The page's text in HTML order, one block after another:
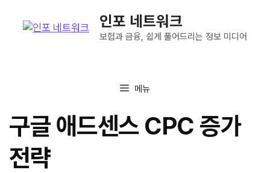
인포 네트워크
보험과 금융, 쉽게 풀어드리는 정보 미디어
메뉴
구글 애드센스 CPC 증가
전략